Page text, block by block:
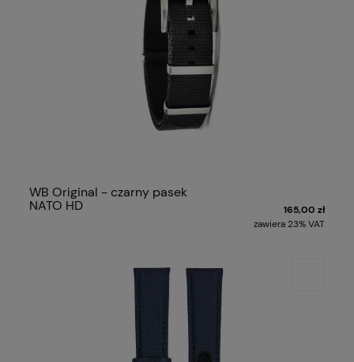
WB Original - czarny pasek
NATO HD
165,00 zł
zawiera 23% VAT